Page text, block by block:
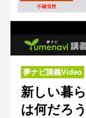
夢ナビ講義Video
新しい暮
は何だろ